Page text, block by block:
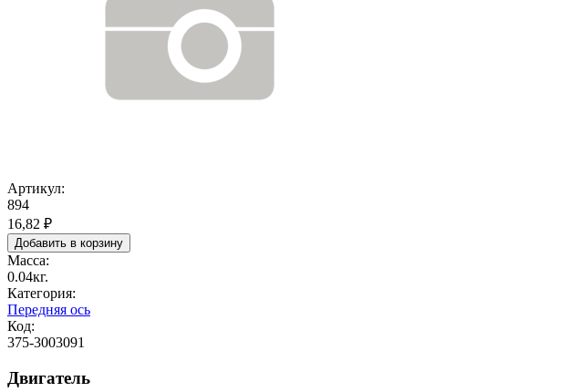
Артикул:
894
16,82 ₽
Масса:
0.04кг.
Категория:
Передняя ось
Код:
375-3003091
Двигатель